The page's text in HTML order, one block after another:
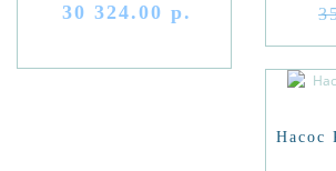
30 324.00 р.
Насос